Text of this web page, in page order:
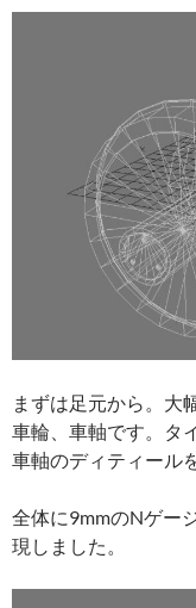
まずは足元から。大
車輪、車軸です。タ
車軸のディティール
全体に9mmのNゲー
現しました。